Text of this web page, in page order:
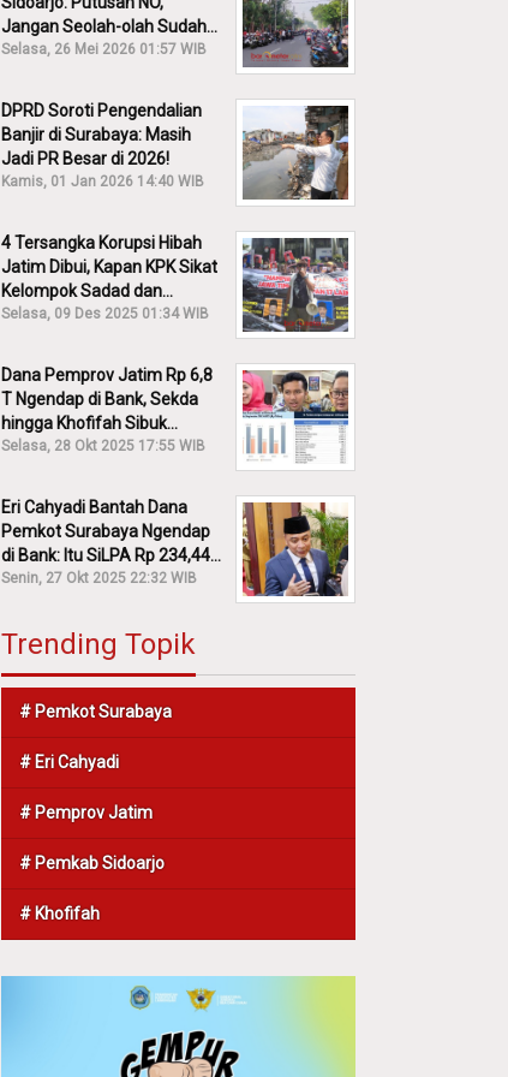
Jangan Seolah-olah Sudah
Menang!
Selasa, 26 Mei 2026 01:57 WIB
DPRD Soroti Pengendalian
Banjir di Surabaya: Masih
Jadi PR Besar di 2026!
Kamis, 01 Jan 2026 14:40 WIB
4 Tersangka Korupsi Hibah
Jatim Dibui, Kapan KPK Sikat
Kelompok Sadad dan
Iskandar?
Selasa, 09 Des 2025 01:34 WIB
Dana Pemprov Jatim Rp 6,8
T Ngendap di Bank, Sekda
hingga Khofifah Sibuk
Membantah!
Selasa, 28 Okt 2025 17:55 WIB
Eri Cahyadi Bantah Dana
Pemkot Surabaya Ngendap
di Bank: Itu SiLPA Rp 234,44
M!
Senin, 27 Okt 2025 22:32 WIB
Trending Topik
# Pemkot Surabaya
# Eri Cahyadi
# Pemprov Jatim
# Pemkab Sidoarjo
# Khofifah